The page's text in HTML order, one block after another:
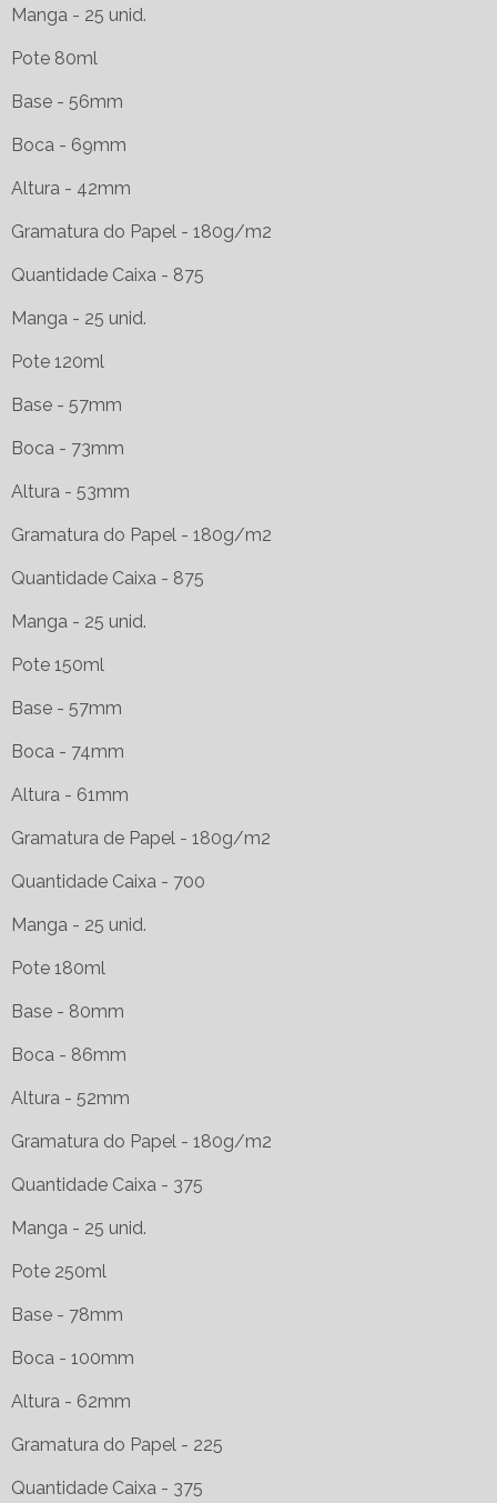
Manga - 25 unid.
Pote 80ml
Base - 56mm
Boca - 69mm
Altura - 42mm
Gramatura do Papel - 180g/m2
Quantidade Caixa - 875
Manga - 25 unid.
Pote 120ml
Base - 57mm
Boca - 73mm
Altura - 53mm
Gramatura do Papel - 180g/m2
Quantidade Caixa - 875
Manga - 25 unid.
Pote 150ml
Base - 57mm
Boca - 74mm
Altura - 61mm
Gramatura de Papel - 180g/m2
Quantidade Caixa - 700
Manga - 25 unid.
Pote 180ml
Base - 80mm
Boca - 86mm
Altura - 52mm
Gramatura do Papel - 180g/m2
Quantidade Caixa - 375
Manga - 25 unid.
Pote 250ml
Base - 78mm
Boca - 100mm
Altura - 62mm
Gramatura do Papel - 225
Quantidade Caixa - 375